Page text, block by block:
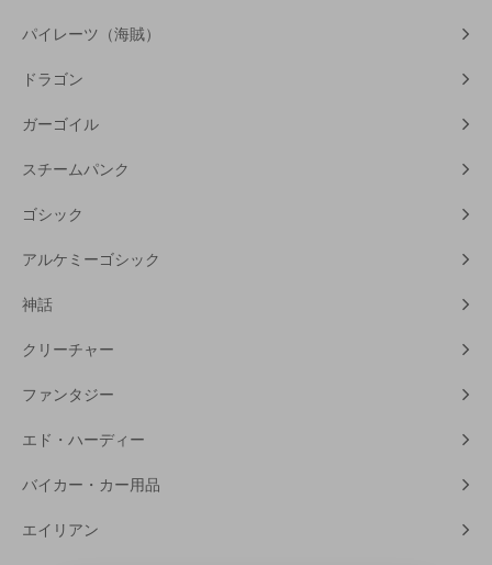
パイレーツ（海賊）
ドラゴン
ガーゴイル
スチームパンク
ゴシック
アルケミーゴシック
神話
クリーチャー
ファンタジー
エド・ハーディー
バイカー・カー用品
エイリアン